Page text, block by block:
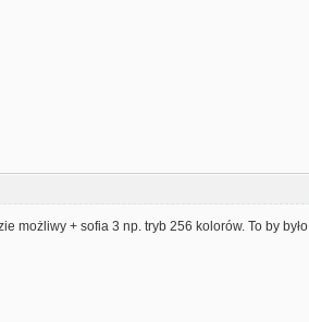
możliwy + sofia 3 np. tryb 256 kolorów. To by było